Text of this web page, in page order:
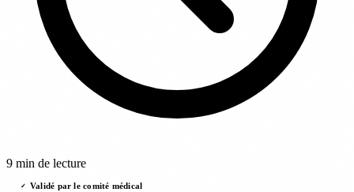
9 min de lecture
✓ Validé par le comité médical